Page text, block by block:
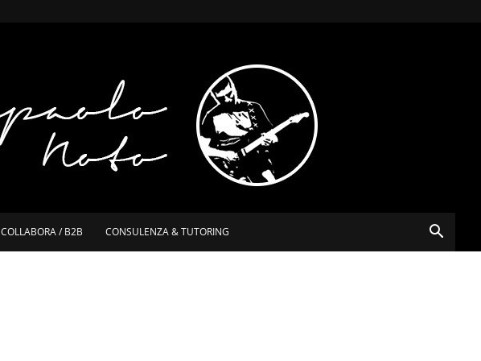
COLLABORA / B2B CONSULENZA & TUTORING